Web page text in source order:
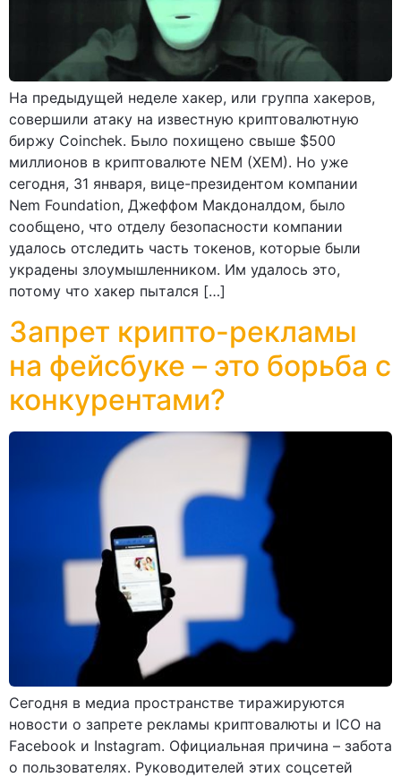
На предыдущей неделе хакер, или группа хакеров,
совершили атаку на известную криптовалютную
биржу Coinchek. Было похищено свыше $500
миллионов в криптовалюте NEM (XEM). Но уже
сегодня, 31 января, вице-президентом компании
Nem Foundation, Джеффом Макдоналдом, было
сообщено, что отделу безопасности компании
удалось отследить часть токенов, которые были
украдены злоумышленником. Им удалось это,
потому что хакер пытался […]
Запрет крипто-рекламы
на фейсбуке – это борьба с
конкурентами?
Сегодня в медиа пространстве тиражируются
новости о запрете рекламы криптовалюты и ICO на
Facebook и Instagram. Официальная причина – забота
о пользователях. Руководителей этих соцсетей